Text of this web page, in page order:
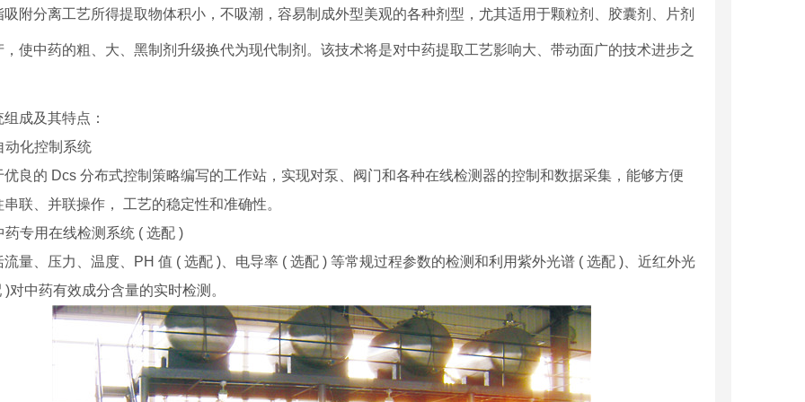
吸附分离工艺所得提取物体积小，不吸潮，容易制成外型美观的各种剂型，尤其适用于颗粒剂、胶囊剂、片剂
，使中药的粗、大、黑制剂升级换代为现代制剂。该技术将是对中药提取工艺影响大、带动面广的技术进步之
组成及其特点：
动化控制系统
优良的 Dcs 分布式控制策略编写的工作站，实现对泵、阀门和各种在线检测器的控制和数据采集，能够方便
联、并联操作， 工艺的稳定性和准确性。
药专用在线检测系统 ( 选配 )
流量、压力、温度、PH 值 ( 选配 )、电导率 ( 选配 ) 等常规过程参数的检测和利用紫外光谱 ( 选配 )、近红外光
)对中药有效成分含量的实时检测。